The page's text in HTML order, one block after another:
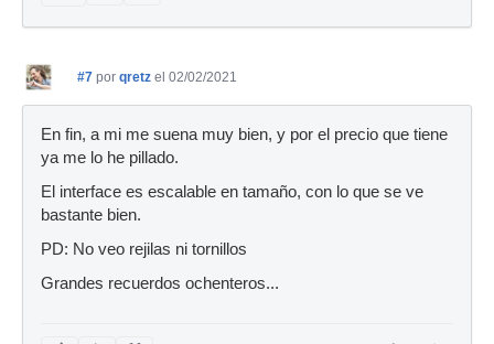
#7 por qretz el 02/02/2021
En fin, a mi me suena muy bien, y por el precio que tiene
ya me lo he pillado.
El interface es escalable en tamaño, con lo que se ve
bastante bien.
PD: No veo rejilas ni tornillos
Grandes recuerdos ochenteros...